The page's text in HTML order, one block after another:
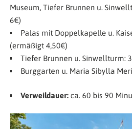
Museum, Tiefer Brunnen u.
6€)
Palas mit Doppelkapelle u.
(ermäßigt 4,50€)
Tiefer Brunnen u. Sinwellturm:
Burggarten u. Maria Sibylla
Verweildauer: ca. 60 bis 90